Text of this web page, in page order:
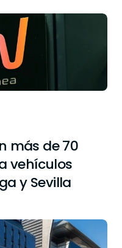
más de 70
vehículos
y Sevilla